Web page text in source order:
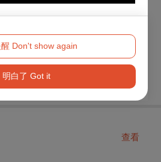
Don't show again
明白了 Got it
入優惠代碼
langeracqcantus/
查看